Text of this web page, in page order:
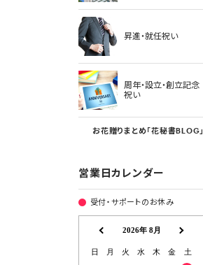
昇進・就任祝い
周年・設立・創立記念
祝い
お花贈りまとめ「花秘書BLOG」
営業日カレンダー
受付・サポートのお休み